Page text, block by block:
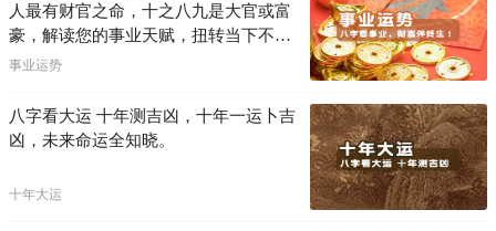
人最有财官之命，十之八九是大官或富
豪，解读您的事业天赋，扭转当下不利
困局！！
事业运势
八字看大运 十年测吉凶，十年一运卜吉
凶，未来命运全知晓。
十年大运